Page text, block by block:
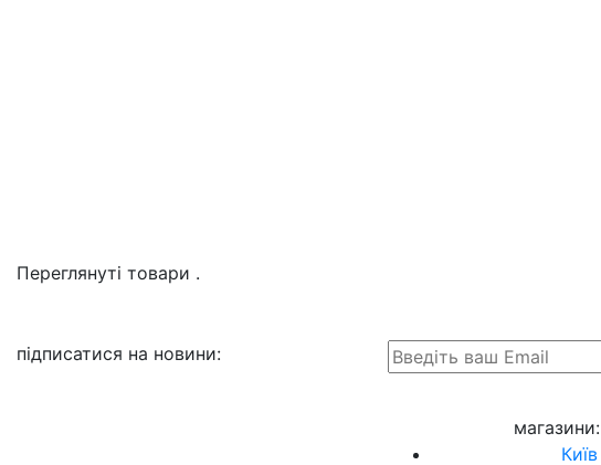
Переглянуті товари .
підписатися на новини:
магазини:
Київ